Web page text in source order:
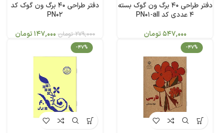
دفتر طراحی 40 برگ ون گوک بسته
4 عددی کد PN01-all
547,000تومان
دفتر طراحی 40 برگ ون گوک کد
PN02
279,000 تومان 147,000تومان
-47%
-47%